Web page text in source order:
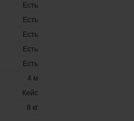
Есть
Есть
Есть
Есть
Есть
4 м
Кейс
8 кг